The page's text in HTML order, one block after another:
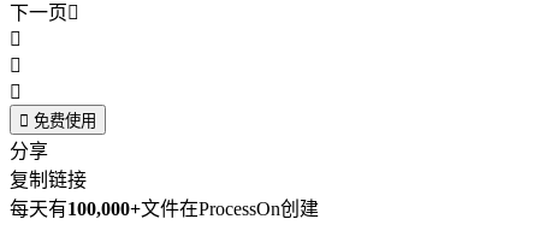
下一页



 免费使用
分享
复制链接
每天有100,000+文件在ProcessOn创建